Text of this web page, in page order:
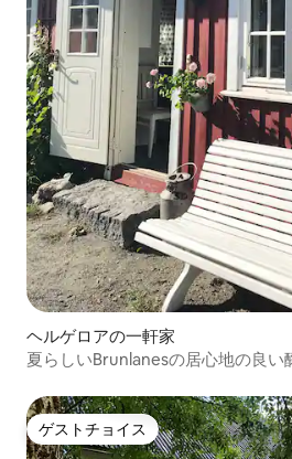
ヘルゲロアの一軒家
夏らしいBrunlanesの居心地の良い
ゲストチョイス
ゲストチョイス